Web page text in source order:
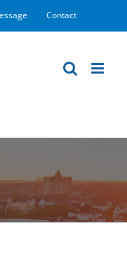
Contact